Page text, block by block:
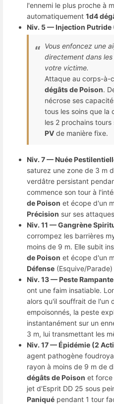
l'ennemi le plus proche à
automatiquement 1d4
Niv. 5 — Injection Putride
Vous enfoncez une
directement dans
votre victime.
Attaque au corps-à-
dégâts de Poison.
nécrose ses
tous les soins que la
les 2 prochains tours
PV de manière fixe.
Niv. 7 — Nuée
saturez une zone de 3 m
verdâtre persistant
commence son tour à
de Poison et écope d'un
Précision sur ses
Niv. 11 — Gangrène
corrompez les barrières
moins de 9 m. Elle subit
de Poison et écope d'un
Défense (Esquive/
Niv. 13 — Peste
ont une faim insatiable.
alors qu'il souffrait de l'un
empoisonnés, la peste
instantanément sur un
3 m, lui transmettant les
Niv. 17 — Épidémie (2
agent pathogène
rayon à moins de 9 m de
dégâts de Poison et force
jet d'Esprit DD 25 sous
Paniqué pendant 1 tour